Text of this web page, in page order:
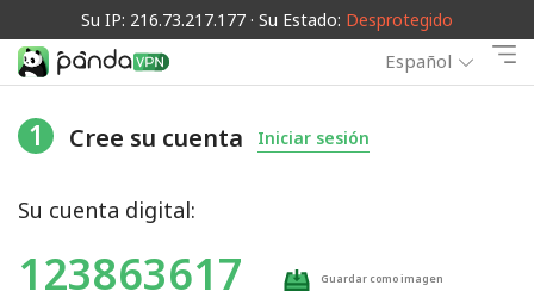
Su IP: 216.73.217.177 · Su Estado: Desprotegido
Español
1 Cree su cuenta Iniciar sesión
Su cuenta digital:
123863617 Guardar como imagen